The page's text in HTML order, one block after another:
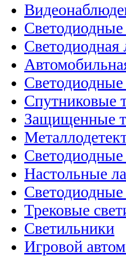
Светодиодная
Светодиодные
Спутниковые
Защищенные
Настольные
Трековые
Светильники
Игровой